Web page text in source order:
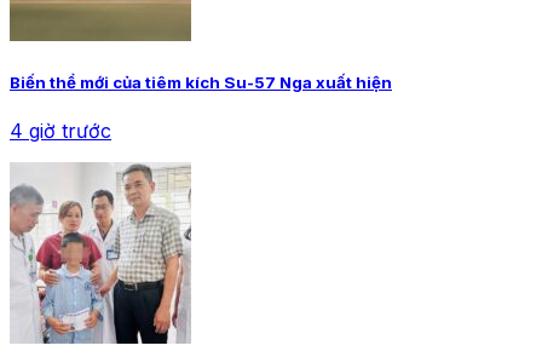
Biến thể mới của tiêm kích Su-57 Nga xuất hiện
4 giờ trước